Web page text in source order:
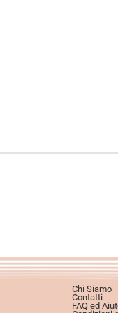
Chi Siamo
Contatti
FAQ ed